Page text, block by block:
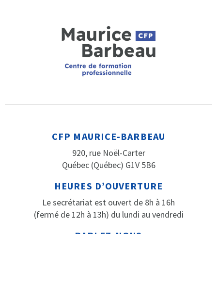
CFP MAURICE-BARBEAU
920, rue Noël-Carter
Québec (Québec) G1V 5B6
HEURES D’OUVERTURE
Le secrétariat est ouvert de 8h à 16h
(fermé de 12h à 13h) du lundi au vendredi
PARLEZ-NOUS